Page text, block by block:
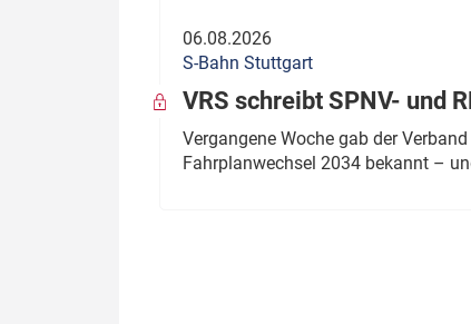
06.08.2026
S-Bahn Stuttgart
VRS schreibt SPNV- und
Vergangene Woche gab der
Fahrplanwechsel 2034 bekannt –